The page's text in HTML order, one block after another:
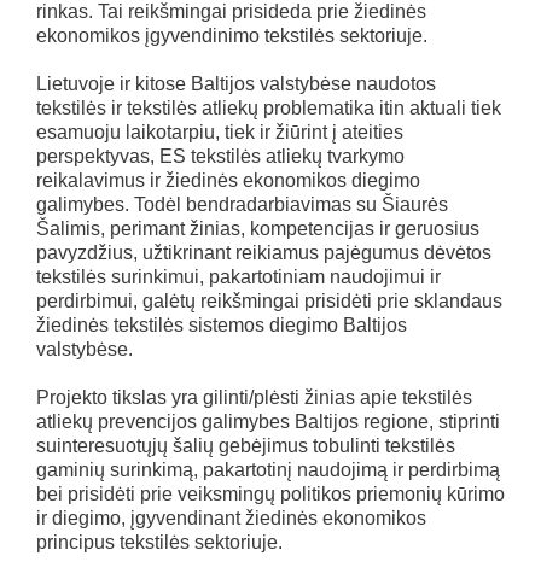
rinkas. Tai reikšmingai prisideda prie žiedinės
ekonomikos įgyvendinimo tekstilės sektoriuje.
Lietuvoje ir kitose Baltijos valstybėse naudotos
tekstilės ir tekstilės atliekų problematika itin aktuali tiek
esamuoju laikotarpiu, tiek ir žiūrint į ateities
perspektyvas, ES tekstilės atliekų tvarkymo
reikalavimus ir žiedinės ekonomikos diegimo
galimybes. Todėl bendradarbiavimas su Šiaurės
Šalimis, perimant žinias, kompetencijas ir geruosius
pavyzdžius, užtikrinant reikiamus pajėgumus dėvėtos
tekstilės surinkimui, pakartotiniam naudojimui ir
perdirbimui, galėtų reikšmingai prisidėti prie sklandaus
žiedinės tekstilės sistemos diegimo Baltijos
valstybėse.
Projekto tikslas yra gilinti/plėsti žinias apie tekstilės
atliekų prevencijos galimybes Baltijos regione, stiprinti
suinteresuotųjų šalių gebėjimus tobulinti tekstilės
gaminių surinkimą, pakartotinį naudojimą ir perdirbimą
bei prisidėti prie veiksmingų politikos priemonių kūrimo
ir diegimo, įgyvendinant žiedinės ekonomikos
principus tekstilės sektoriuje.